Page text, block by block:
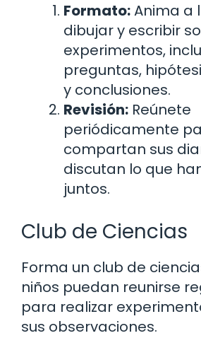
Formato:Anima a
dibujar y escribir
experimentos,
preguntas,
y conclusiones.
Revisión: Reúnete
periódicamente
compartan sus
discutan lo que
juntos.
Club de Ciencias
Forma un club de
niños puedan reunirse
para realizar
sus observaciones.